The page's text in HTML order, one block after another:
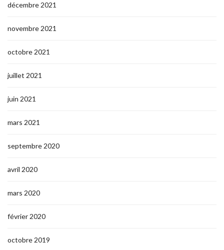
décembre 2021
novembre 2021
octobre 2021
juillet 2021
juin 2021
mars 2021
septembre 2020
avril 2020
mars 2020
février 2020
octobre 2019